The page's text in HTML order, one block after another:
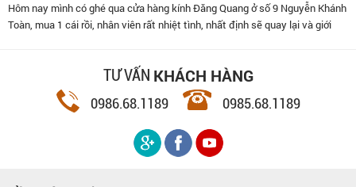
Hôm nay mình có ghé qua cửa hàng kính Đăng Quang ở số 9 Nguyễn Khánh
Toàn, mua 1 cái rồi, nhân viên rất nhiệt tình, nhất định sẽ quay lại và giới
TƯ VẤN KHÁCH HÀNG
0986.68.1189 0985.68.1189